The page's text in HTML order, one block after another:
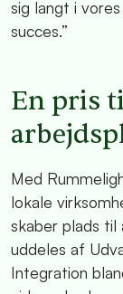
sig langt i
succes.”
En pris
Med
lokale
skaber plads til
uddeles af
Integration